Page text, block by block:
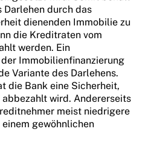
Darlehen durch das
dienenden Immobilie zu
die Kreditraten vom
werden. Ein
Immobilienfinanzierung
Variante des Darlehens.
die Bank eine Sicherheit,
wird. Andererseits
meist niedrigere
gewöhnlichen